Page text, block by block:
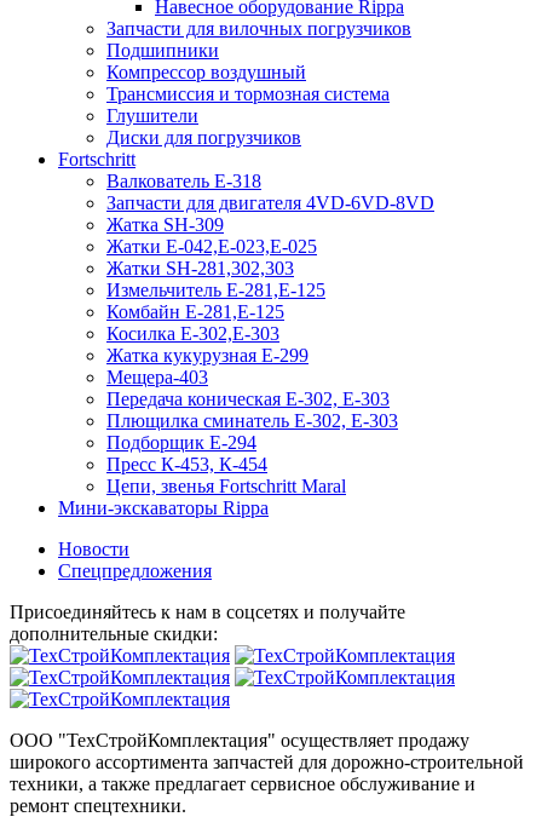
Навесное оборудование Rippa
Запчасти для вилочных погрузчиков
Подшипники
Компрессор воздушный
Трансмиссия и тормозная система
Глушители
Диски для погрузчиков
Fortschritt
Валкователь Е-318
Запчасти для двигателя 4VD-6VD-8VD
Жатка SH-309
Жатки Е-042,Е-023,Е-025
Жатки SH-281,302,303
Измельчитель Е-281,Е-125
Комбайн Е-281,Е-125
Косилка Е-302,Е-303
Жатка кукурузная Е-299
Мещера-403
Передача коническая Е-302, Е-303
Плющилка сминатель Е-302, Е-303
Подборщик Е-294
Пресс К-453, К-454
Цепи, звенья Fortschritt Maral
Мини-экскаваторы Rippa
Новости
Спецпредложения
Присоединяйтесь к нам в соцсетях и получайте
дополнительные скидки:
ООО "ТехСтройКомплектация" осуществляет продажу
широкого ассортимента запчастей для дорожно-строительной
техники, а также предлагает сервисное обслуживание и
ремонт спецтехники.